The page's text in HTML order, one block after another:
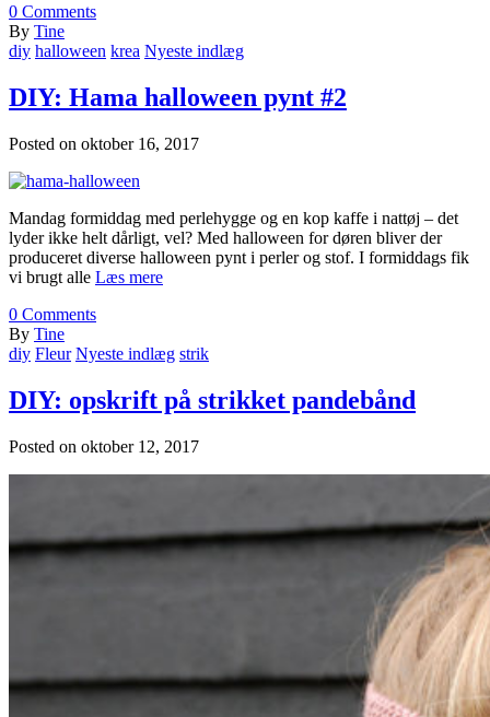
0 Comments
By Tine
diy halloween krea Nyeste indlæg
DIY: Hama halloween pynt #2
Posted on oktober 16, 2017
Mandag formiddag med perlehygge og en kop kaffe i nattøj – det
lyder ikke helt dårligt, vel? Med halloween for døren bliver der
produceret diverse halloween pynt i perler og stof. I formiddags fik
vi brugt alle Læs mere
0 Comments
By Tine
diy Fleur Nyeste indlæg strik
DIY: opskrift på strikket pandebånd
Posted on oktober 12, 2017